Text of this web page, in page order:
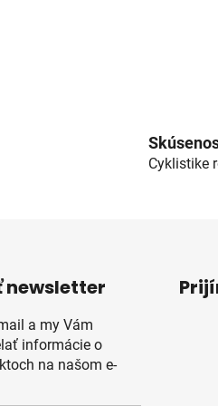
Cyklistike
newsletter
a my Vám
informácie o
na našom e-